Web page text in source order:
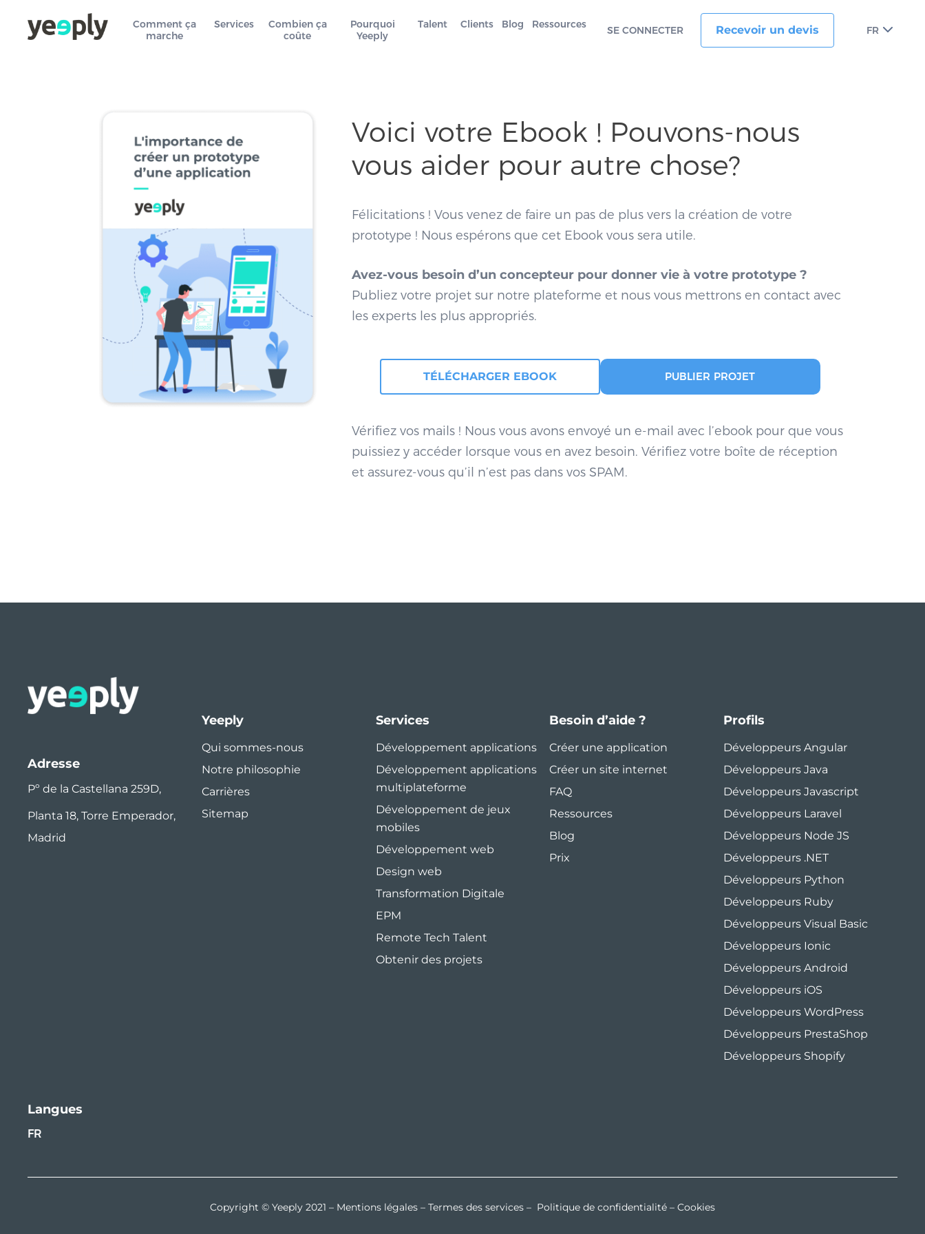
Comment ça
marche
Services
Combien ça
coûte
Pourquoi
Yeeply
Talent Clients Blog Ressources SE CONNECTER Recevoir un devis FR
Voici votre Ebook ! Pouvons-nous
vous aider pour autre chose?
Félicitations ! Vous venez de faire un pas de plus vers la création de votre
prototype ! Nous espérons que cet Ebook vous sera utile.
Avez-vous besoin d’un concepteur pour donner vie à votre prototype ?
Publiez votre projet sur notre plateforme et nous vous mettrons en contact avec
les experts les plus appropriés.
TÉLÉCHARGER EBOOK PUBLIER PROJET
Vérifiez vos mails ! Nous vous avons envoyé un e-mail avec l’ebook pour que vous
puissiez y accéder lorsque vous en avez besoin. Vérifiez votre boîte de réception
et assurez-vous qu’il n’est pas dans vos SPAM.
Adresse
Pº de la Castellana 259D,
Planta 18, Torre Emperador,
Madrid
Yeeply
Qui sommes-nous
Notre philosophie
Carrières
Sitemap
Services
Développement applications
Développement applications
multiplateforme
Développement de jeux
mobiles
Développement web
Design web
Transformation Digitale
EPM
Remote Tech Talent
Obtenir des projets
Besoin d’aide ?
Créer une application
Créer un site internet
FAQ
Ressources
Blog
Prix
Profils
Développeurs Angular
Développeurs Java
Développeurs Javascript
Développeurs Laravel
Développeurs Node JS
Développeurs .NET
Développeurs Python
Développeurs Ruby
Développeurs Visual Basic
Développeurs Ionic
Développeurs Android
Développeurs iOS
Développeurs WordPress
Développeurs PrestaShop
Développeurs Shopify
Langues
FR
Copyright © Yeeply 2021 – Mentions légales – Termes des services – Politique de confidentialité – Cookies